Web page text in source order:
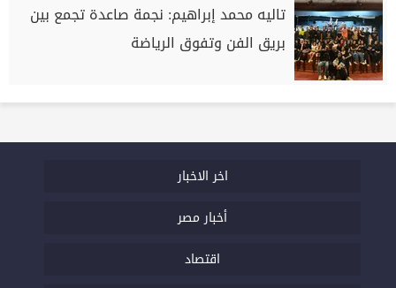
تاليه محمد إبراهيم: نجمة صاعدة تجمع بين
بريق الفن وتفوق الرياضة
اخر الاخبار
أخبار مصر
اقتصاد